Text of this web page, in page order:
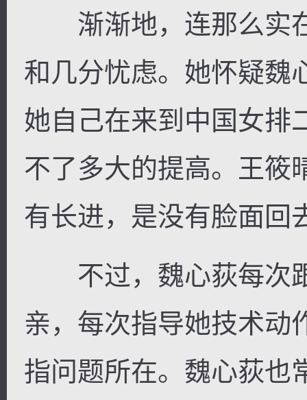
渐渐地，连那么实
和几分忧虑。她怀疑魏
她自己在来到中国女排
不了多大的提高。王筱
有长进，是没有脸面回
不过，魏心荻每次
亲，每次指导她技术动
指问题所在。魏心荻也